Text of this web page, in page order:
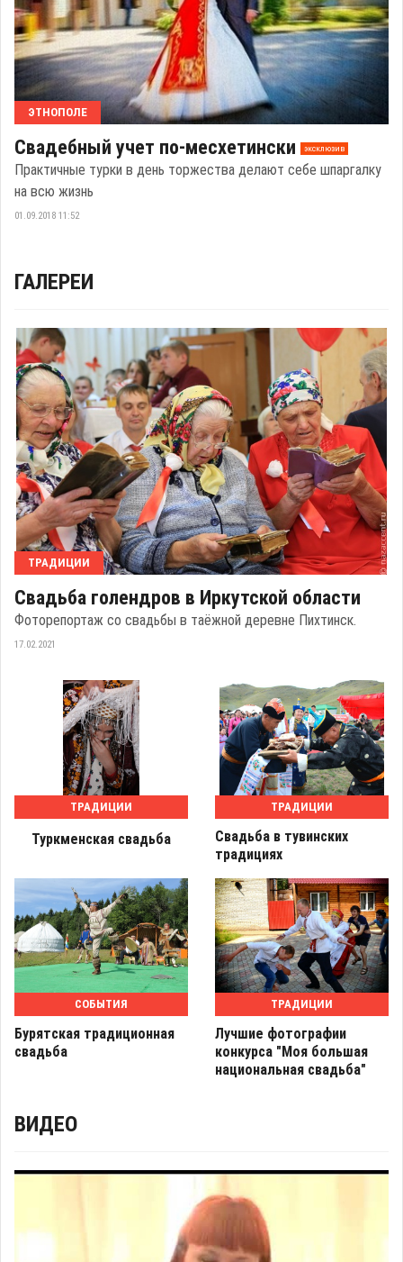
ЭТНОПОЛЕ
Свадебный учет по-месхетински эксклюзив
Практичные турки в день торжества делают себе шпаргалку
на всю жизнь
01.09.2018 11:52
ГАЛЕРЕИ
ТРАДИЦИИ
Свадьба голендров в Иркутской области
Фоторепортаж со свадьбы в таёжной деревне Пихтинск.
17.02.2021
ТРАДИЦИИ
Туркменская свадьба
ТРАДИЦИИ
Свадьба в тувинских
традициях
СОБЫТИЯ
Бурятская традиционная
свадьба
ТРАДИЦИИ
Лучшие фотографии
конкурса "Моя большая
национальная свадьба"
ВИДЕО